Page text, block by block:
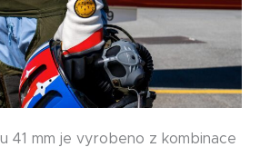
41 mm je vyrobeno z kombinace